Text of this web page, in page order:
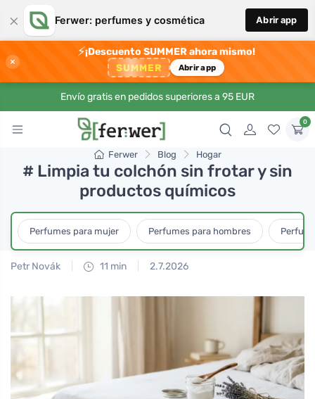
× Ferwer: perfumes y cosmética Abrir app
×
⚡¡Descuento SUMMER ahora mismo!
SUMMER Abrir app
Envío gratis en pedidos superiores a 95 EUR
0
Ferwer Blog Hogar
# Limpia tu colchón sin frotar y sin
productos químicos
Perfumes para mujer Perfumes para hombres
Petr Novák 11 min 2.7.2026